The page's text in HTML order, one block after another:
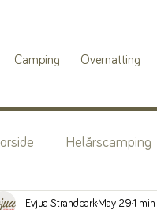
Camping Overnatting
Helårscamping
Evjua StrandparkMay 29 1 min